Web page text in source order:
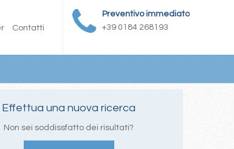
Preventivo immediato
+39 0184 268193
Contatti
Effettua una nuova ricerca
Non sei soddissfatto dei risultati?